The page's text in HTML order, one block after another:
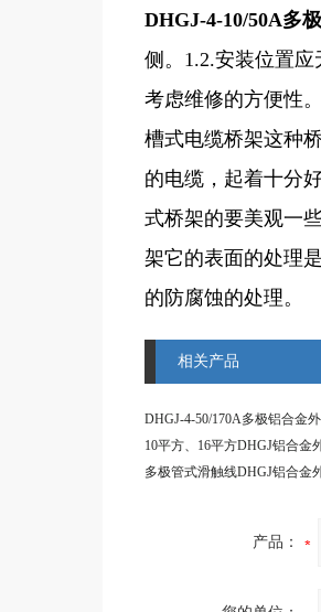
DHGJ-4-10/50A多
侧。1.2.安装位置
考虑维修的方便性
槽式电缆桥架这种
的电缆，起着十分
式桥架的要美观一
架它的表面的处理
的防腐蚀的处理。
相关产品
产品：